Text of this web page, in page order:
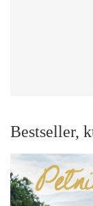
Bestseller,